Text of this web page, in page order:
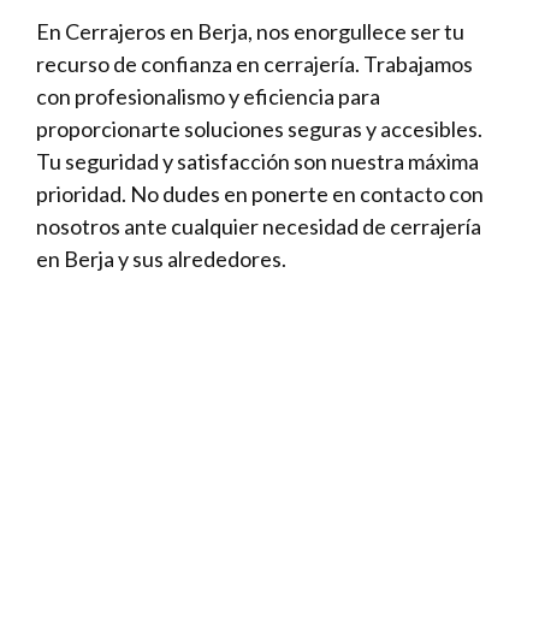
En Cerrajeros en Berja, nos enorgullece ser tu
recurso de confianza en cerrajería. Trabajamos
con profesionalismo y eficiencia para
proporcionarte soluciones seguras y accesibles.
Tu seguridad y satisfacción son nuestra máxima
prioridad. No dudes en ponerte en contacto con
nosotros ante cualquier necesidad de cerrajería
en Berja y sus alrededores.